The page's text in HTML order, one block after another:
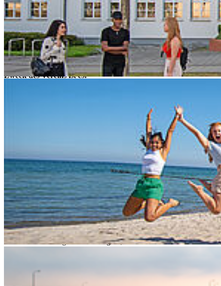
Zum erweiterten Vorstand gehört:
Sven Janssen KptzS, Kommandeur der Marinetechnikschule
Parow
Astrid Weber, Leiterin Hochschulkommunikation der
Hochschule Stralsund
Zweck des Vereins ist es:
die Förderung von Wissenschaft und Forschung der
wissenschaftliche Nachwuchsförderung zu betreiben;
Projekte der Hochschule finanziell zu fördern und die
auch als ideellen Freundeskreis zu vervielfachen.
In diesem Sinne unterstützt der Verein:
alle Maßnahmen der Öffentlichkeitsarbeit der Hochschule
Stralsund;
die Durchführung von Tagen der offenen Tür;
die Vergabe von Ehrenpreisen für hervorragende
Studienergebnisse;
die Vorbereitung und Durchführung von wissenschaftlichen
Veranstaltungen für die Region;
hochschulöffentliche Sportwettkämpfe;